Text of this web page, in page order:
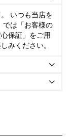
いつも当店を
では「お客様の
保証」をご用
みください。

